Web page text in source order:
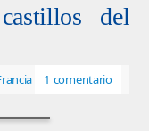
del
1 comentario